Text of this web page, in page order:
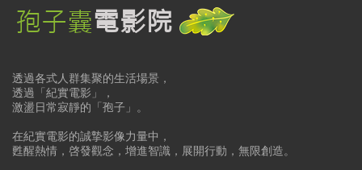
透過各式人群集聚的生活場景，
透過「紀實電影」，
激盪日常寂靜的「孢子」。
在紀實電影的誠摯影像力量中，
甦醒熱情，啓發觀念，增進智識，展開行動，無限創造。